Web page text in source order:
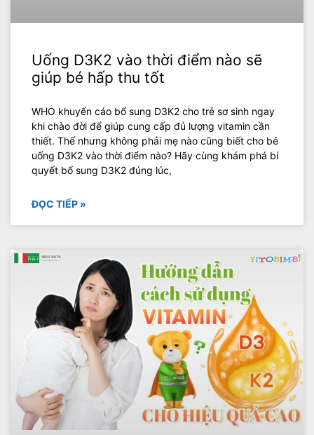
Uống D3K2 vào thời điểm nào sẽ
giúp bé hấp thu tốt
WHO khuyến cáo bổ sung D3K2 cho trẻ sơ sinh ngay
khi chào đời để giúp cung cấp đủ lượng vitamin cần
thiết. Thế nhưng không phải mẹ nào cũng biết cho bé
uống D3K2 vào thời điểm nào? Hãy cùng khám phá bí
quyết bổ sung D3K2 đúng lúc,
ĐỌC TIẾP »